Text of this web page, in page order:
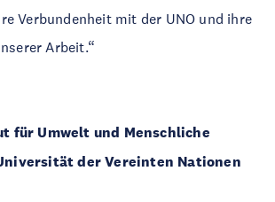
Verbundenheit mit der UNO und ihre
Arbeit.“
für Umwelt und Menschliche
der Vereinten Nationen